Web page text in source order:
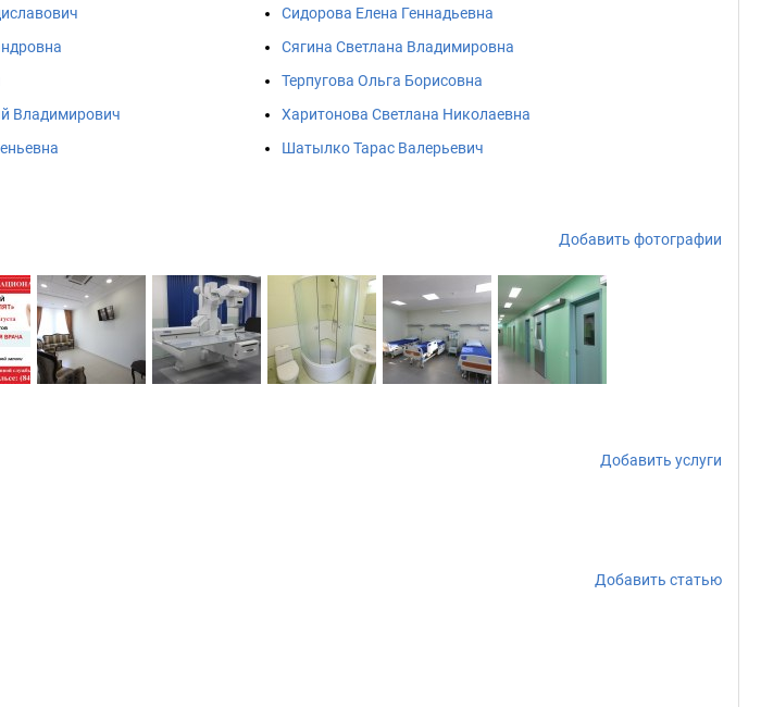
Владимирович
Сидорова Елена Геннадьевна
Сягина Светлана Владимировна
Терпугова Ольга Борисовна
Харитонова Светлана Николаевна
Шатылко Тарас Валерьевич
Добавить фотографии
Добавить услуги
Добавить статью